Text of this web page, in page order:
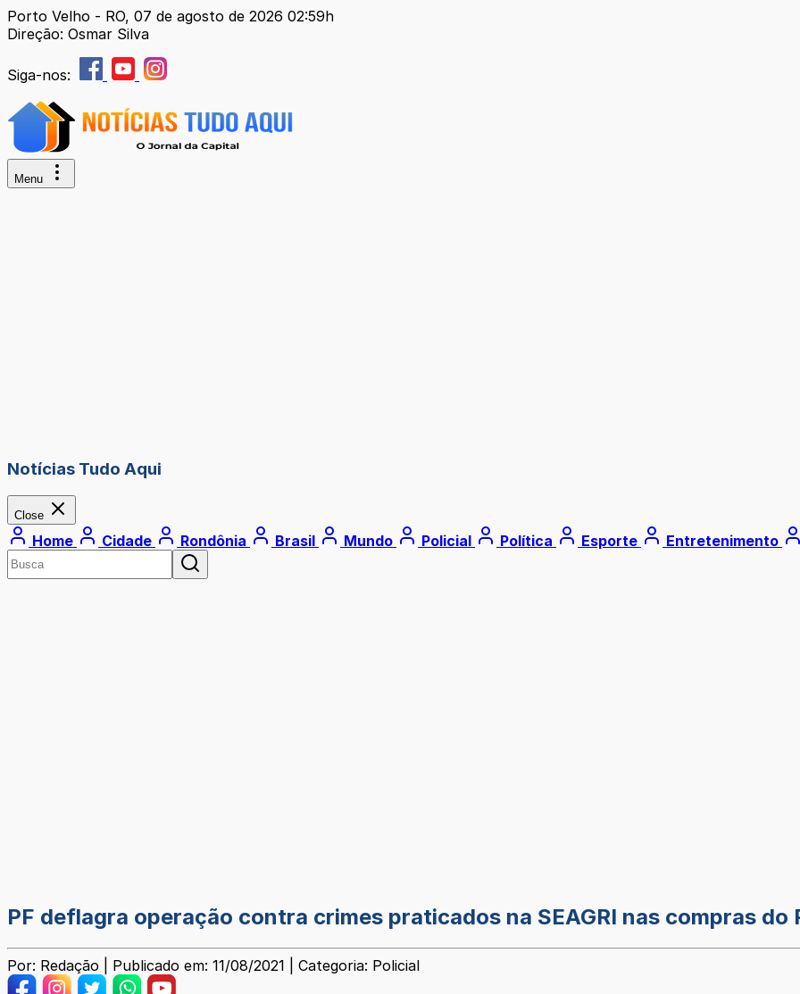
Porto Velho - RO, 07 de agosto de 2026 02:59h
Direção: Osmar Silva
Siga-nos:
Menu
Notícias Tudo Aqui
Close
Home Cidade Rondônia Brasil Mundo Policial Política Esporte Entretenimento
PF deflagra operação contra crimes praticados na SEAGRI nas compras do
Por: Redação | Publicado em: 11/08/2021 | Categoria: Policial